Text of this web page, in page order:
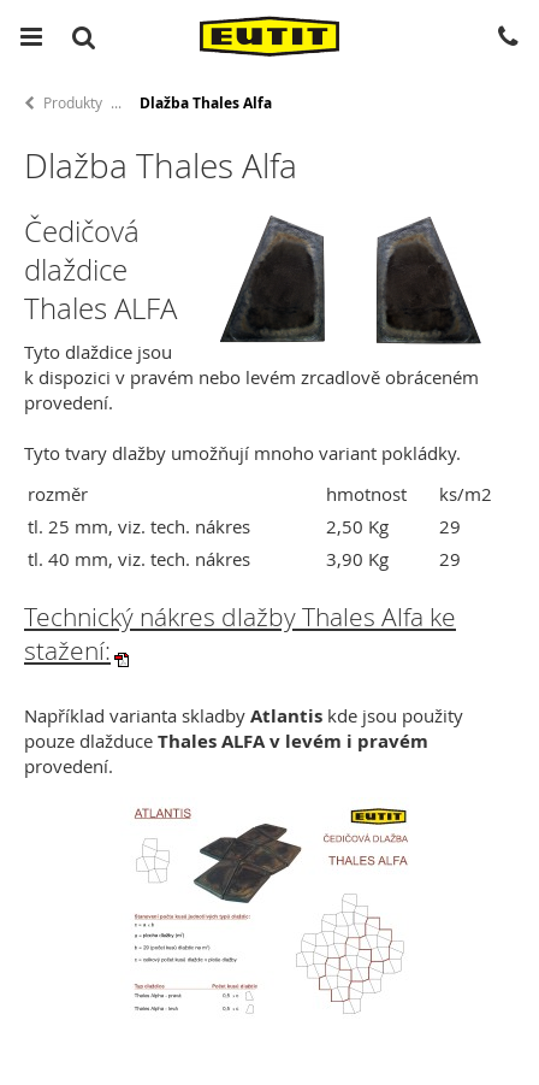
Produkty Dlažba Thales Alfa
Dlažba Thales Alfa
Čedičová
dlaždice
Thales ALFA
Tyto dlaždice jsou
k dispozici v pravém nebo levém zrcadlově obráceném
provedení.
Tyto tvary dlažby umožňují mnoho variant pokládky.
rozměr
hmotnost
ks/m2
tl. 25 mm, viz. tech. nákres
2,50 Kg
29
tl. 40 mm, viz. tech. nákres
3,90 Kg 29
Technický nákres dlažby Thales Alfa ke
stažení:
Například varianta skladby Atlantis kde jsou použity
pouze dlažduce Thales ALFA v levém i pravém
provedení.